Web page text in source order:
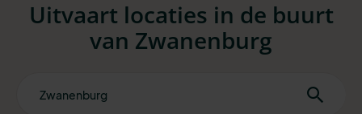
Uitvaart locaties in de buurt
van Zwanenburg